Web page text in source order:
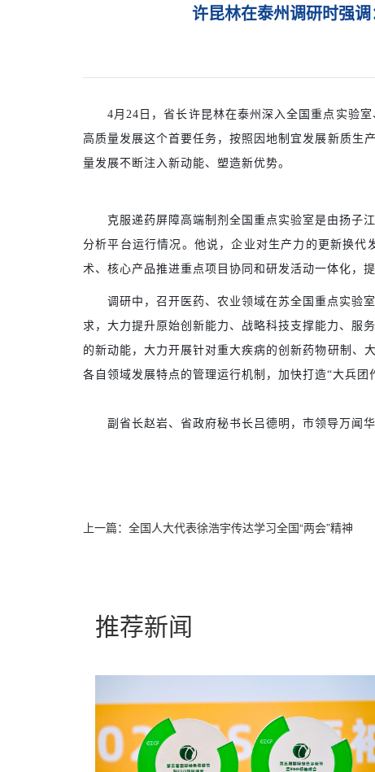
许昆林在泰州调研时强
4月24日，省长许昆林在泰州深入全国重点实验
高质量发展这个首要任务，按照因地制宜发展新质生
量发展不断注入新动能、塑造新优势。
克服递药屏障高端制剂全国重点实验室是由扬子
分析平台运行情况。他说，企业对生产力的更新换
术、核心产品推进重点项目协同和研发活动一体化，
调研中，召开医药、农业领域在苏全国重点实验
求，大力提升原始创新能力、战略科技支撑能力、服
的新动能，大力开展针对重大疾病的创新药物研制、
各自领域发展特点的管理运行机制，加快打造“大兵
副省长赵岩、省政府秘书长吕德明，市领导万闻
上一篇：全国人大代表徐浩宇传达学习全国“两会”精神
推荐新闻